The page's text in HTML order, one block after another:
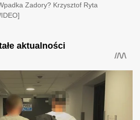
Zadory? Krzysztof Ryta
aktualności